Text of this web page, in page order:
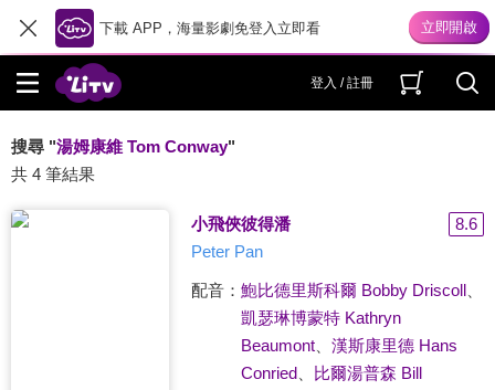
下載 APP，海量影劇免登入立即看
登入 / 註冊
搜尋 "湯姆康維 Tom Conway"
共 4 筆結果
小飛俠彼得潘
8.6
Peter Pan
配音： 鮑比德里斯科爾 Bobby Driscoll、
凱瑟琳博蒙特 Kathryn
Beaumont、 漢斯康里德 Hans
Conried、
比爾湯普森 Bill